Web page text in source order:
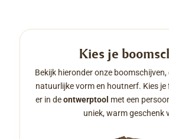
Kies je
Bekijk hieronder onze boomschijven,
natuurlijke vorm en houtnerf. Kies
er in deontwerptool met een
uniek, warm geschenk